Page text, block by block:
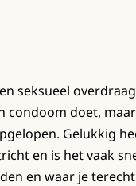
seksueel
condoom doet,
Gelukkig
en is het vaak
en waar je